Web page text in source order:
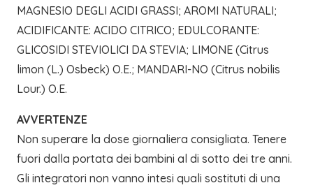
MAGNESIO DEGLI ACIDI GRASSI; AROMI NATURALI;
ACIDIFICANTE: ACIDO CITRICO; EDULCORANTE:
GLICOSIDI STEVIOLICI DA STEVIA; LIMONE (Citrus
limon (L.) Osbeck) O.E.; MANDARI-NO (Citrus nobilis
Lour.) O.E.
AVVERTENZE
Non superare la dose giornaliera consigliata. Tenere
fuori dalla portata dei bambini al di sotto dei tre anni.
Gli integratori non vanno intesi quali sostituti di una